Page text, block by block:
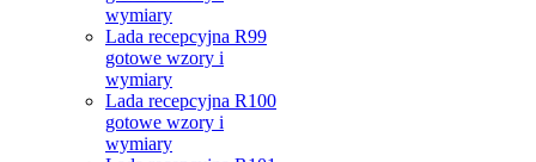
wymiary
Lada recepcyjna R99
gotowe wzory i
wymiary
Lada recepcyjna R100
gotowe wzory i
wymiary